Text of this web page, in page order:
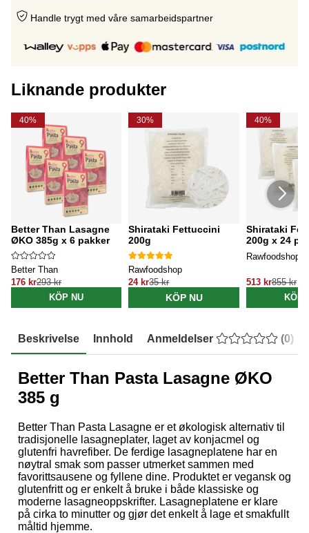
Handle trygt med våre samarbeidspartner
Liknande produkter
40%
Better Than Lasagne
ØKO 385g x 6 pakker
Better Than
176 kr293 kr
KÖP NU
30%
Shirataki Fettuccini
200g
Rawfoodshop
24 kr35 kr
KÖP NU
40%
Shirataki
200g x 24
Rawfoodshop
513 kr855 kr
KÖP
Beskrivelse Innhold Anmeldelser (0)
Better Than Pasta Lasagne ØKO
385 g
Better Than Pasta Lasagne er et økologisk alternativ til
tradisjonelle lasagneplater, laget av konjacmel og
glutenfri havrefiber. De ferdige lasagneplatene har en
nøytral smak som passer utmerket sammen med
favorittsausene og fyllene dine. Produktet er vegansk og
glutenfritt og er enkelt å bruke i både klassiske og
moderne lasagneoppskrifter. Lasagneplatene er klare
på cirka to minutter og gjør det enkelt å lage et smakfullt
måltid hjemme.